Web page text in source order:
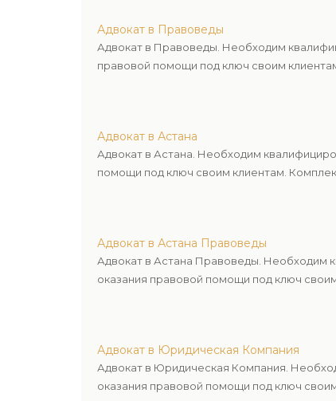
Адвокат в Правоведы
Адвокат в Правоведы. Необходим
правовой помощи под ключ своим
Адвокат в Астана
Адвокат в Астана. Необходим
помощи под ключ своим клиентам.
Адвокат в Астана Правоведы
Адвокат в Астана Правоведы. Необходим
оказания правовой помощи под ключ
Адвокат в Юридическая Компания
Адвокат в Юридическая Компания.
оказания правовой помощи под ключ